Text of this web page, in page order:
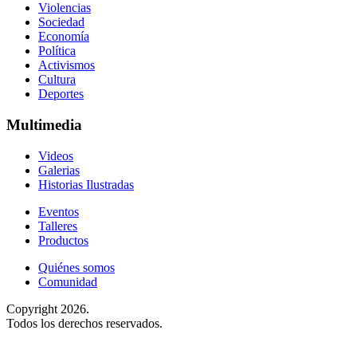
Violencias
Sociedad
Economía
Política
Activismos
Cultura
Deportes
Multimedia
Videos
Galerias
Historias Ilustradas
Eventos
Talleres
Productos
Quiénes somos
Comunidad
Copyright 2026.
Todos los derechos reservados.